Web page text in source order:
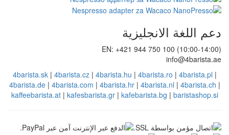
EN: +421
4barista.sk |4barista.cz |4barista.hu
4barista.de| 4barista.com |4barista.hr|
kaffeebarista.at|kafesbarista.gr|